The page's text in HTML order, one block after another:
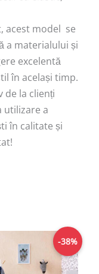
acest model se
a materialului și
excelentă
în același timp.
de la clienți
utilizare a
în calitate și
-38%
inițial
fost:
Prețul
curent
este:
99,00lei.